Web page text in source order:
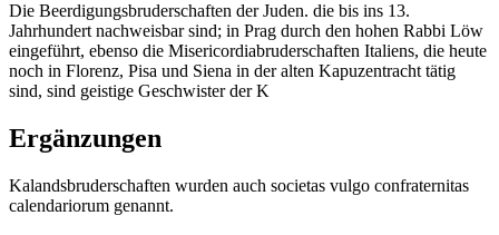
Die Beerdigungsbruderschaften der Juden. die bis ins 13.
Jahrhundert nachweisbar sind; in Prag durch den hohen Rabbi Löw
eingeführt, ebenso die Misericordiabruderschaften Italiens, die heute
noch in Florenz, Pisa und Siena in der alten Kapuzentracht tätig
sind, sind geistige Geschwister der K
Ergänzungen
Kalandsbruderschaften wurden auch societas vulgo confraternitas
calendariorum genannt.